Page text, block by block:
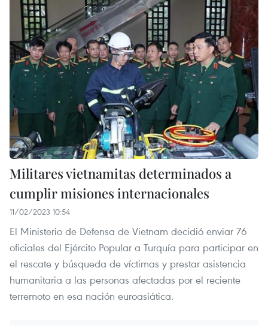
Militares vietnamitas determinados a
cumplir misiones internacionales
11/02/2023 10:54
El Ministerio de Defensa de Vietnam decidió enviar 76
oficiales del Ejército Popular a Turquía para participar en
el rescate y búsqueda de víctimas y prestar asistencia
humanitaria a las personas afectadas por el reciente
terremoto en esa nación euroasiática.